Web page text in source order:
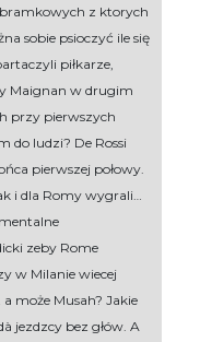
z ktorych
sobie psioczyć ile się
piłkarze,
Maignan w drugim
przy pierwszych
do ludzi? De Rossi
pierwszej połowy.
i dla Romy wygrali…
zeby Rome
w Milanie wiecej
może Musah? Jakie
jezdzcy bez głów. A